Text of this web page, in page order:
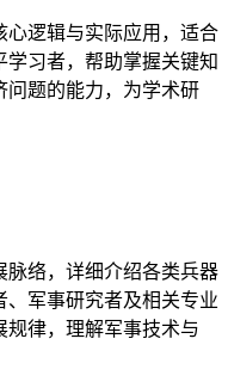
心逻辑与实际应用，适合
习者，帮助掌握关键知
问题的能力，为学术研
脉络，详细介绍各类兵器
军事研究者及相关专业
规律，理解军事技术与